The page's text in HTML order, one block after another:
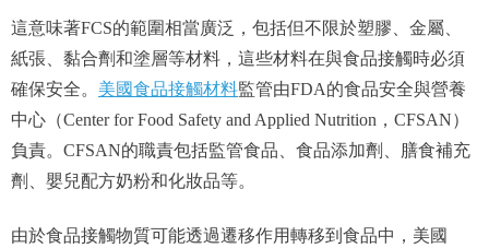
這意味著FCS的範圍相當廣泛，包括但不限於塑膠、金屬、
紙張、黏合劑和塗層等材料，這些材料在與食品接觸時必須
確保安全。 美國食品接觸材料監管由FDA的食品安全與營養
中心（Center for Food Safety and Applied Nutrition，CFSAN）
負責。CFSAN的職責包括監管食品、食品添加劑、膳食補充
劑、嬰兒配方奶粉和化妝品等。
由於食品接觸物質可能透過遷移作用轉移到食品中，美國